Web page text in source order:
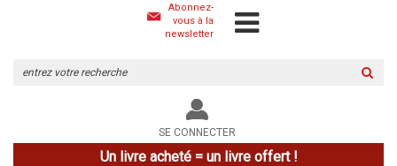
Abonnez-
vous à la
newsletter
le
site
SE CONNECTER
Un livre acheté = un livre offert !